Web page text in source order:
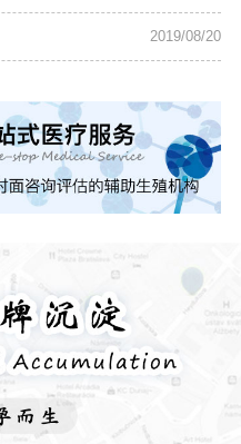
2019/08/20